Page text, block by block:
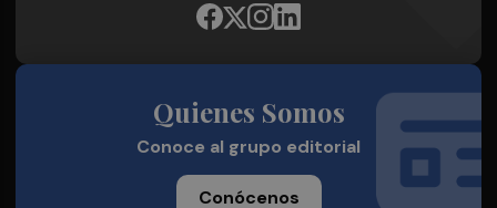
Quienes Somos
Conoce al grupo editorial
Conócenos